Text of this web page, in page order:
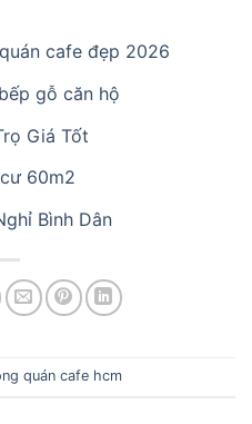
cafe đẹp 2026
gỗ căn hộ
Giá Tốt
60m2
Bình Dân
quán cafe hcm